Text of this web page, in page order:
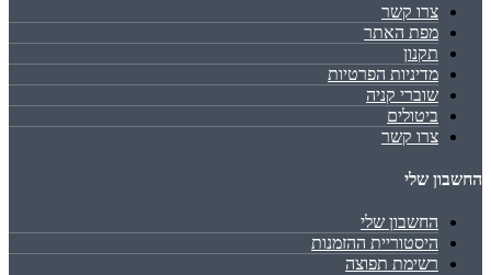
צרו קשר
מפת האתר
תקנון
מדיניות הפרטיות
שוברי קניה
ביטולים
צרו קשר
החשבון שלי
החשבון שלי
היסטוריית ההזמנות
רשימת תפוצה